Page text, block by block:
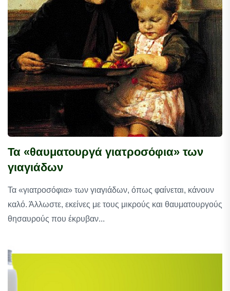
Τα «θαυματουργά γιατροσόφια» των
γιαγιάδων
Τα «γιατροσόφια» των γιαγιάδων, όπως φαίνεται, κάνουν
καλό. Άλλωστε, εκείνες με τους μικρούς και θαυματουργούς
θησαυρούς που έκρυβαν...